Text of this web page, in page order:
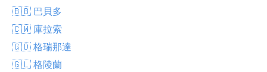
🇧🇧 巴貝多
🇨🇼 庫拉索
🇬🇩 格瑞那達
🇬🇱 格陵蘭